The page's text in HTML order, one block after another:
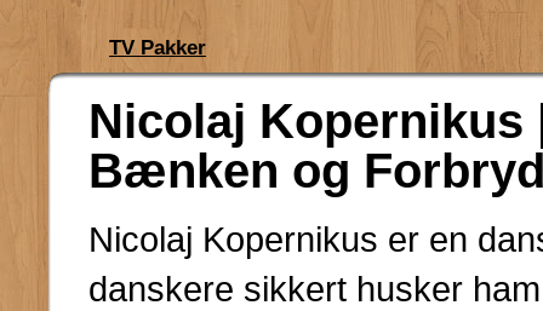
TV Pakker
Nicolaj Kopernikus
Bænken og
Nicolaj Kopernikus er en
danskere sikkert husker